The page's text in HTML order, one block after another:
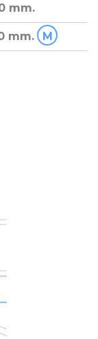
mm.
mm. M